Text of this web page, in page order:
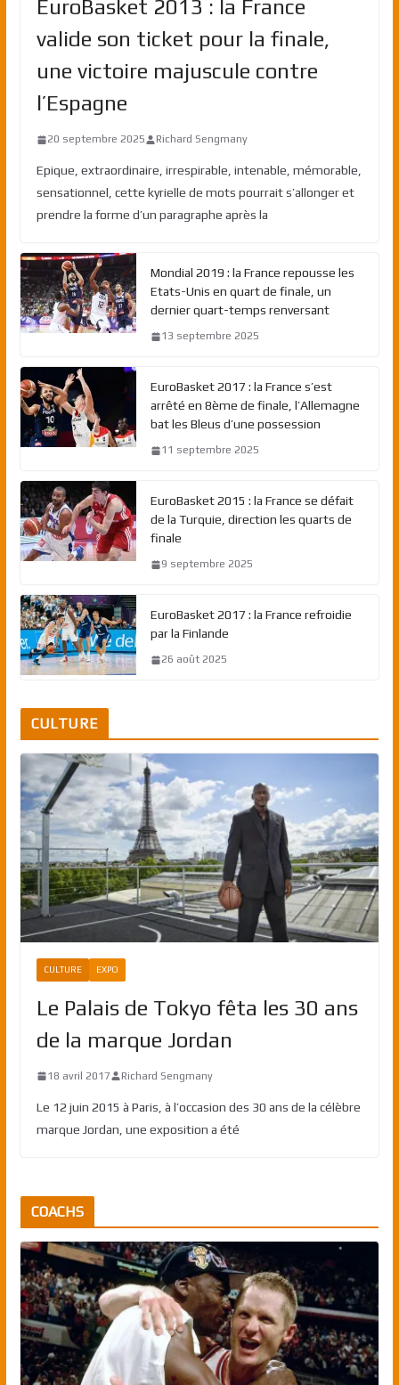
EuroBasket 2013 : la France
valide son ticket pour la finale,
une victoire majuscule contre
l’Espagne
20 septembre 2025 Richard Sengmany
Epique, extraordinaire, irrespirable, intenable, mémorable,
sensationnel, cette kyrielle de mots pourrait s’allonger et
prendre la forme d’un paragraphe après la
Mondial 2019 : la France repousse les
Etats-Unis en quart de finale, un
dernier quart-temps renversant
13 septembre 2025
EuroBasket 2017 : la France s’est
arrêté en 8ème de finale, l’Allemagne
bat les Bleus d’une possession
11 septembre 2025
EuroBasket 2015 : la France se défait
de la Turquie, direction les quarts de
finale
9 septembre 2025
EuroBasket 2017 : la France refroidie
par la Finlande
26 août 2025
CULTURE
CULTURE EXPO
Le Palais de Tokyo fêta les 30 ans
de la marque Jordan
18 avril 2017 Richard Sengmany
Le 12 juin 2015 à Paris, à l’occasion des 30 ans de la célèbre
marque Jordan, une exposition a été
COACHS